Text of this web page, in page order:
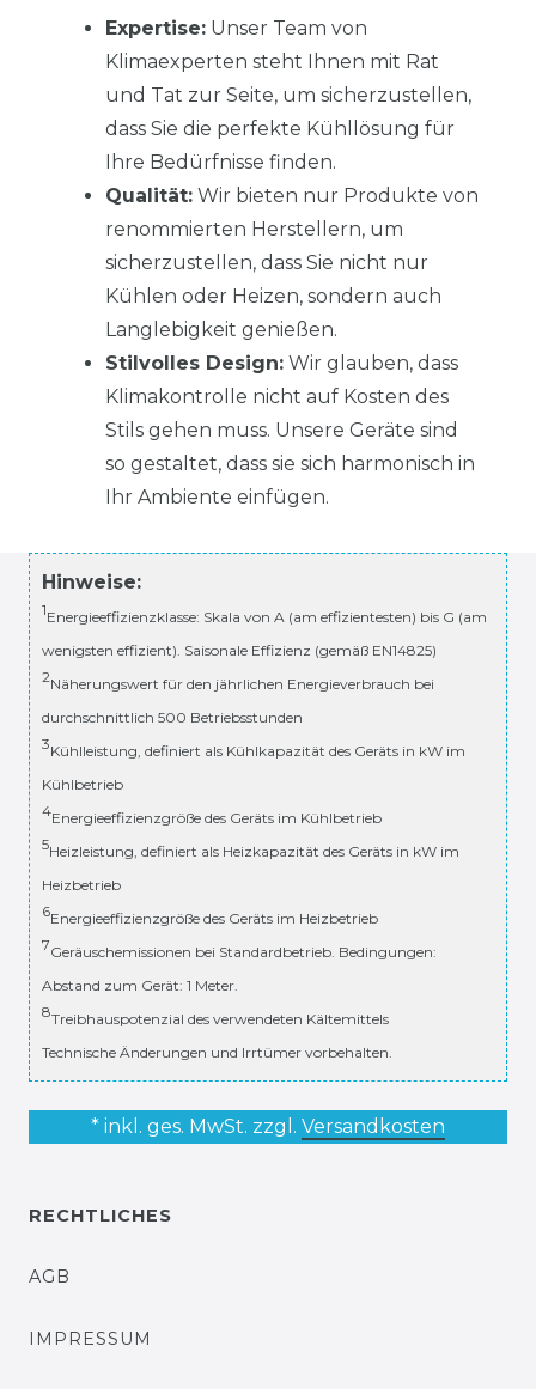
Expertise: Unser Team von
Klimaexperten steht Ihnen mit Rat
und Tat zur Seite, um sicherzustellen,
dass Sie die perfekte Kühllösung für
Ihre Bedürfnisse finden.
Qualität: Wir bieten nur Produkte von
renommierten Herstellern, um
sicherzustellen, dass Sie nicht nur
Kühlen oder Heizen, sondern auch
Langlebigkeit genießen.
Stilvolles Design: Wir glauben, dass
Klimakontrolle nicht auf Kosten des
Stils gehen muss. Unsere Geräte sind
so gestaltet, dass sie sich harmonisch in
Ihr Ambiente einfügen.
Hinweise:
1Energieeffizienzklasse: Skala von A (am effizientesten) bis G (am
wenigsten effizient). Saisonale Effizienz (gemäß EN14825)
2Näherungswert für den jährlichen Energieverbrauch bei
durchschnittlich 500 Betriebsstunden
3Kühlleistung, definiert als Kühlkapazität des Geräts in kW im
Kühlbetrieb
4Energieeffizienzgröße des Geräts im Kühlbetrieb
5Heizleistung, definiert als Heizkapazität des Geräts in kW im
Heizbetrieb
6Energieeffizienzgröße des Geräts im Heizbetrieb
7Geräuschemissionen bei Standardbetrieb. Bedingungen:
Abstand zum Gerät: 1 Meter.
8Treibhauspotenzial des verwendeten Kältemittels
Technische Änderungen und Irrtümer vorbehalten.
* inkl. ges. MwSt. zzgl. Versandkosten
RECHTLICHES
AGB
IMPRESSUM